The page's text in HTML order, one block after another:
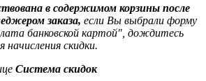
в содержимом корзины после
заказа, если Вы выбрали форму
банковской картой", дождитесь
начисления скидки.
Система скидок